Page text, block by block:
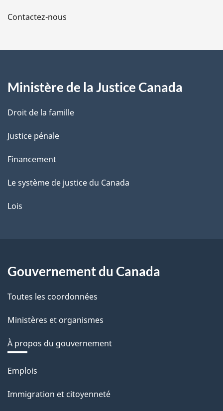
a
e
Contactez-nous
Ministère de la Justice Canada
Droit de la famille
Justice pénale
Financement
Le système de justice du Canada
Lois
Gouvernement du Canada
Toutes les coordonnées
Ministères et organismes
À propos du gouvernement
Thèmes
sujets
Emplois
Immigration et citoyenneté